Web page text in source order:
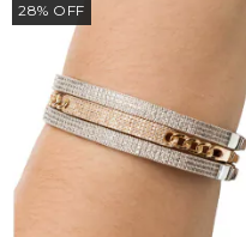
28% OFF